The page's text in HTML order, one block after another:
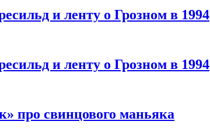
и ленту о Грозном в 1994
и ленту о Грозном в 1994
про свинцового маньяка